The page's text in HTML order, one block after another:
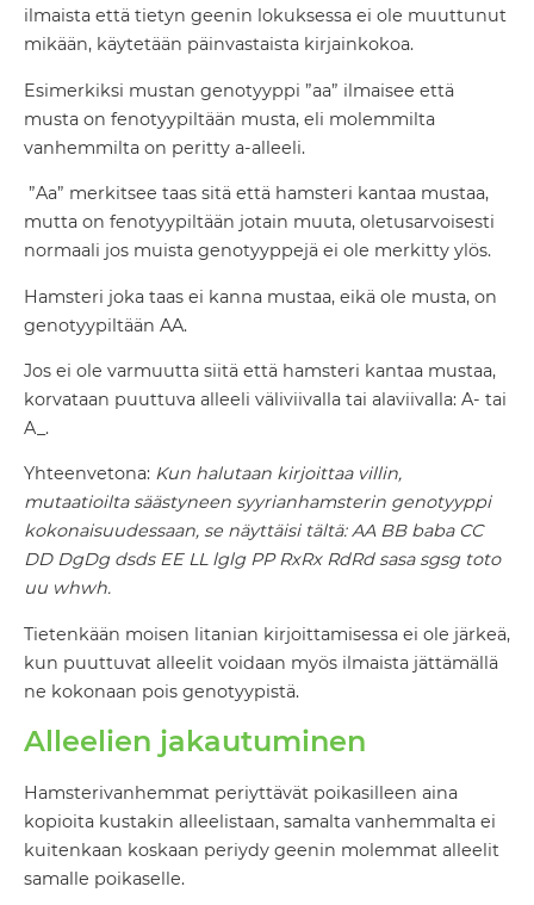
ilmaista että tietyn geenin lokuksessa ei ole muuttunut
mikään, käytetään päinvastaista kirjainkokoa.
Esimerkiksi mustan genotyyppi ”aa” ilmaisee että
musta on fenotyypiltään musta, eli molemmilta
vanhemmilta on peritty a-alleeli.
”Aa” merkitsee taas sitä että hamsteri kantaa mustaa,
mutta on fenotyypiltään jotain muuta, oletusarvoisesti
normaali jos muista genotyyppejä ei ole merkitty ylös.
Hamsteri joka taas ei kanna mustaa, eikä ole musta, on
genotyypiltään AA.
Jos ei ole varmuutta siitä että hamsteri kantaa mustaa,
korvataan puuttuva alleeli väliviivalla tai alaviivalla: A- tai
A_.
Yhteenvetona: Kun halutaan kirjoittaa villin,
mutaatioilta säästyneen syyrianhamsterin genotyyppi
kokonaisuudessaan, se näyttäisi tältä: AA BB baba CC
DD DgDg dsds EE LL lglg PP RxRx RdRd sasa sgsg toto
uu whwh.
Tietenkään moisen litanian kirjoittamisessa ei ole järkeä,
kun puuttuvat alleelit voidaan myös ilmaista jättämällä
ne kokonaan pois genotyypistä.
Alleelien jakautuminen
Hamsterivanhemmat periyttävät poikasilleen aina
kopioita kustakin alleelistaan, samalta vanhemmalta ei
kuitenkaan koskaan periydy geenin molemmat alleelit
samalle poikaselle.